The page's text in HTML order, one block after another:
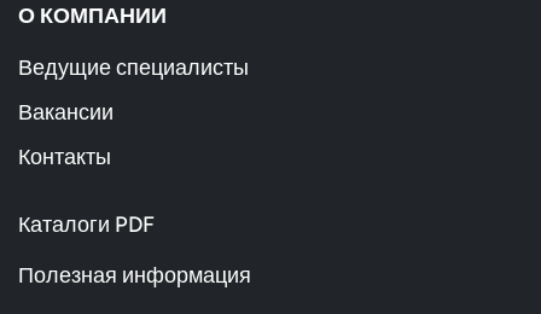
О КОМПАНИИ
Ведущие специалисты
Вакансии
Контакты
Каталоги PDF
Полезная информация